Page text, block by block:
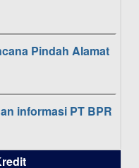
Pindah Alamat
informasi PT BPR